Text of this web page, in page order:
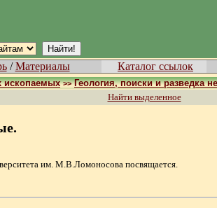
/Материалы Каталог ссылок
ископаемых >> Геология, поиски и разведка
Найти выделенное
им. М.В.Ломоносова посвящается.